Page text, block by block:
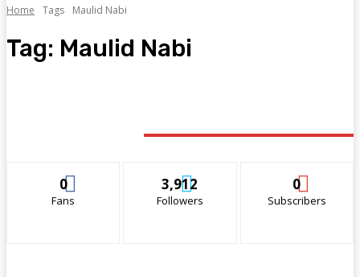
Home Tags Maulid Nabi
Tag: Maulid Nabi
0
Fans
3,912
Followers
0
Subscribers